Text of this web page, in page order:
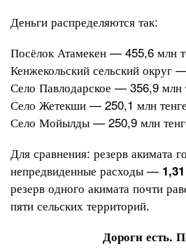
Деньги распределяются так:
Посёлок Атамекен — 455,6 млн
Кенжекольский сельский округ
Село Павлодарское — 356,9 млн
Село Жетекши — 250,1 млн тенге
Село Мойылды — 250,9 млн
Для сравнения: резерв акимата
непредвиденные расходы —
резерв одного акимата почти
пяти сельских территорий.
Дороги есть.